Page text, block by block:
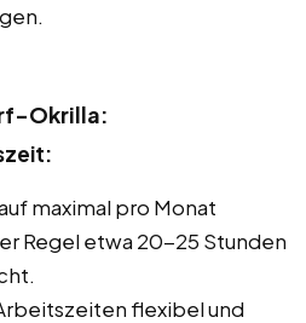
Okrilla:
maximal pro Monat
Regel etwa 20-25 Stunden
flexibel und